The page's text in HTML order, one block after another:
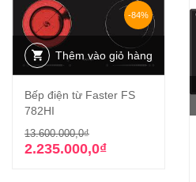
-84%
Thêm vào giỏ hàng
Bếp điện từ Faster FS
782HI
13.600.000,0₫Giá
gốc
2.235.000,0₫
Giá
hiện